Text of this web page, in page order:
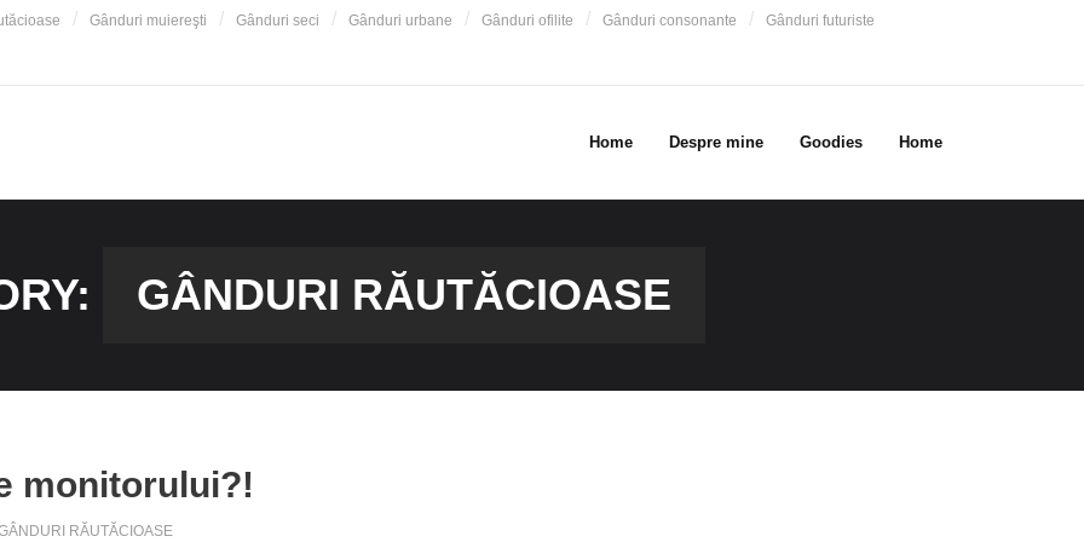
Gânduri muiereşti Gânduri seci Gânduri urbane Gânduri ofilite Gânduri consonante Gânduri futuriste
Home Despre mine Goodies Home
GÂNDURI RĂUTĂCIOASE
monitorului?!
RĂUTĂCIOASE